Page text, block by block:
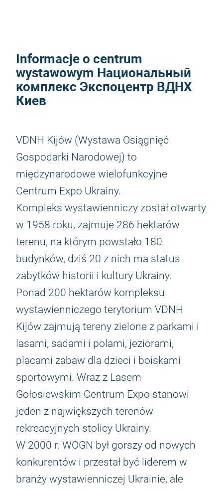
Informacje o centrum
wystawowym Национальный
комплекс Экспоцентр ВДНХ
Киев
VDNH Kijów (Wystawa Osiągnięć
Gospodarki Narodowej) to
międzynarodowe wielofunkcyjne
Centrum Expo Ukrainy.
Kompleks wystawienniczy został otwarty
w 1958 roku, zajmuje 286 hektarów
terenu, na którym powstało 180
budynków, dziś 20 z nich ma status
zabytków historii i kultury Ukrainy.
Ponad 200 hektarów kompleksu
wystawienniczego terytorium VDNH
Kijów zajmują tereny zielone z parkami i
lasami, sadami i polami, jeziorami,
placami zabaw dla dzieci i boiskami
sportowymi. Wraz z Lasem
Gołosiewskim Centrum Expo stanowi
jeden z największych terenów
rekreacyjnych stolicy Ukrainy.
W 2000 r. WOGN był gorszy od nowych
konkurentów i przestał być liderem w
branży wystawienniczej Ukrainie, ale